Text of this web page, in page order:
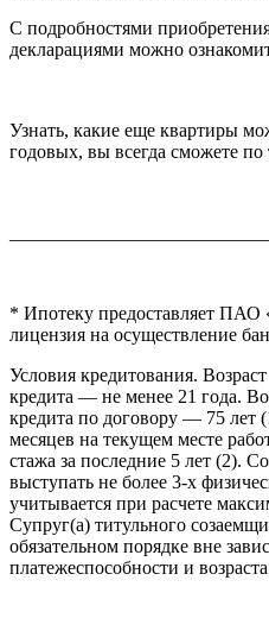
С подробностями
декларациями можно
Узнать, какие еще квартиры
годовых, вы всегда сможете
* Ипотеку предоставляет ПАО
лицензия на осуществление
Условия кредитования.
кредита — не менее 21 года.
кредита по договору — 75
месяцев на текущем месте
стажа за последние 5 лет (2).
выступать не более 3-х
учитывается при расчете
Супруг(а) титульного
обязательном порядке вне
платежеспособности и